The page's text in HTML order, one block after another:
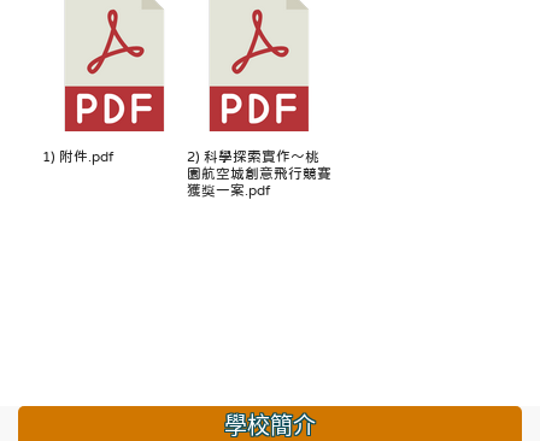
1) 附件.pdf
2) 科學探索實作～桃
園航空城創意飛行競賽
獲獎一案.pdf
學校簡介